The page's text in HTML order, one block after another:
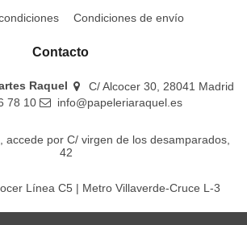
Condiciones de envío
Contacto
Raquel
C/ Alcocer 30, 28041 Madrid
78 10
info@papeleriaraquel.es
accede por C/ virgen de los desamparados,
42
Línea C5 | Metro Villaverde-Cruce L-3